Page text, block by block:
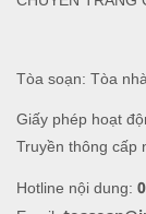
Tòa soạn: Tòa
Giấy phép hoạt
Truyền thông cấp
Hotline nội dung: